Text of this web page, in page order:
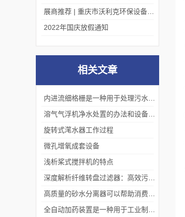
2022年国庆放假通知
相关文章
旋转式滗水器工作过程
微孔增氧成套设备
浅析桨式搅拌机的特点